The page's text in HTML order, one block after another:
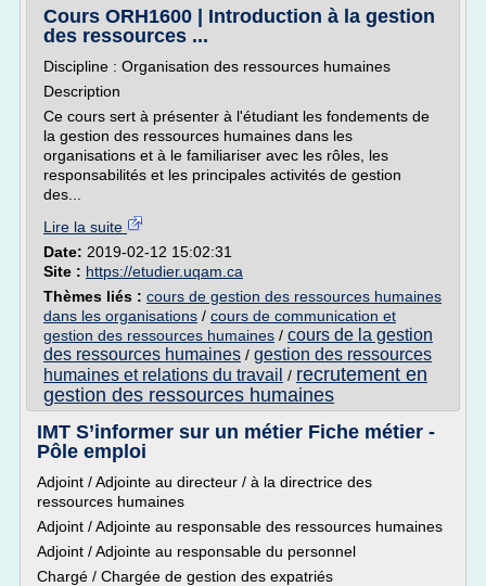
Cours ORH1600 | Introduction à la gestion
des ressources ...
Discipline : Organisation des ressources humaines
Description
Ce cours sert à présenter à l'étudiant les fondements de
la gestion des ressources humaines dans les
organisations et à le familiariser avec les rôles, les
responsabilités et les principales activités de gestion
des...
Lire la suite
Date: 2019-02-12 15:02:31
Site : https://etudier.uqam.ca
Thèmes liés : cours de gestion des ressources humaines
dans les organisations / cours de communication et
gestion des ressources humaines / cours de la gestion
des ressources humaines / gestion des ressources
humaines et relations du travail / recrutement en
gestion des ressources humaines
IMT S’informer sur un métier Fiche métier -
Pôle emploi
Adjoint / Adjointe au directeur / à la directrice des
ressources humaines
Adjoint / Adjointe au responsable des ressources humaines
Adjoint / Adjointe au responsable du personnel
Chargé / Chargée de gestion des expatriés